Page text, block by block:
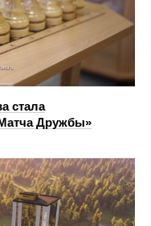
стала
Дружбы»